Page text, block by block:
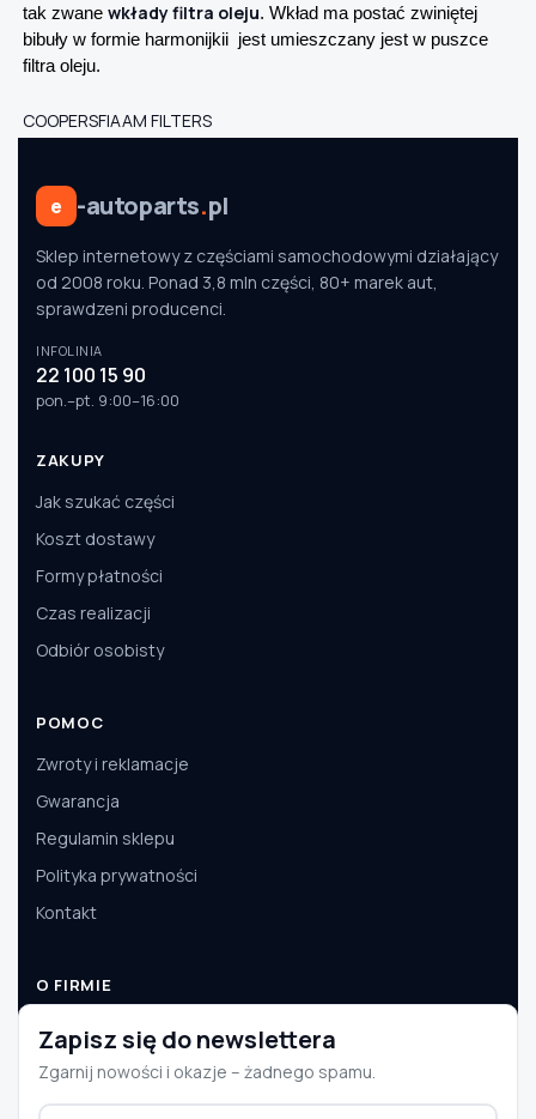
tak zwane wkłady filtra oleju. Wkład ma postać zwiniętej
bibuły w formie harmonijkii jest umieszczany jest w puszce
filtra oleju.
COOPERSFIAAM FILTERS
e -autoparts.pl
Sklep internetowy z częściami samochodowymi działający
od 2008 roku. Ponad 3,8 mln części, 80+ marek aut,
sprawdzeni producenci.
INFOLINIA
22 100 15 90
pon.–pt. 9:00–16:00
ZAKUPY
Jak szukać części
Koszt dostawy
Formy płatności
Czas realizacji
Odbiór osobisty
POMOC
Zwroty i reklamacje
Gwarancja
Regulamin sklepu
Polityka prywatności
Kontakt
O FIRMIE
O nas
Dane firmy
Aktualności
Zapisz się do newslettera
Zgarnij nowości i okazje – żadnego spamu.